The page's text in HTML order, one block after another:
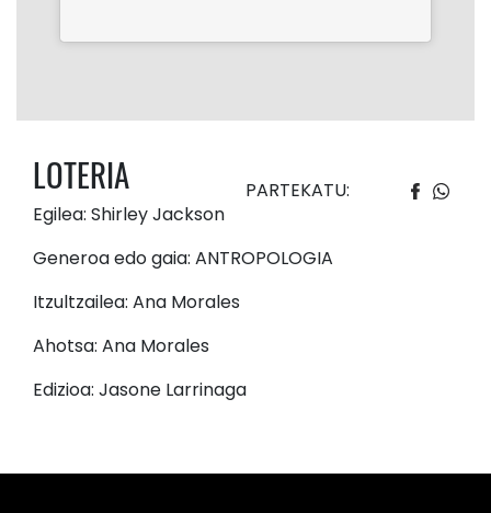
PARTEKATU:
LOTERIA
Egilea: Shirley Jackson
Generoa edo gaia: ANTROPOLOGIA
Itzultzailea: Ana Morales
Ahotsa: Ana Morales
Edizioa: Jasone Larrinaga